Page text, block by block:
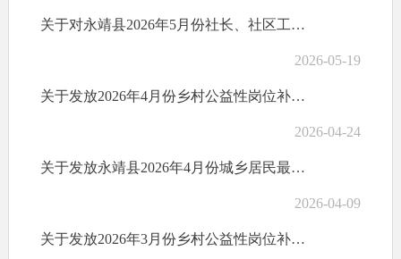
关于对永靖县2026年5月份社长、社区工作者、网格员等乡村工作人员报酬发放情况的公示
2026-05-19
关于发放2026年4月份乡村公益性岗位补贴的公示
2026-04-24
关于发放永靖县2026年4月份城乡居民最低生活保障金的公示
2026-04-09
关于发放2026年3月份乡村公益性岗位补贴的公示